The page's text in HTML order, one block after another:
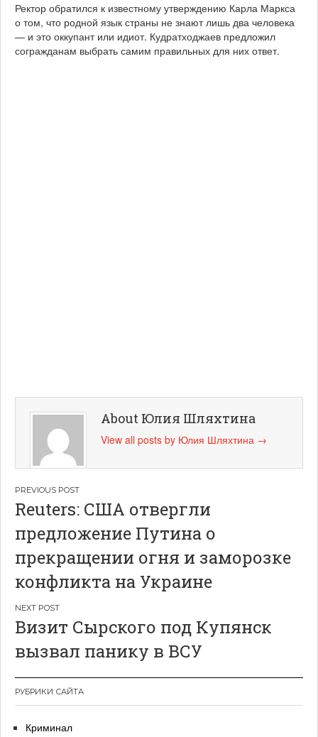
Ректор обратился к известному утверждению Карла Маркса
о том, что родной язык страны не знают лишь два человека
— и это оккупант или идиот. Кудратходжаев предложил
согражданам выбрать самим правильных для них ответ.
About Юлия Шляхтина
View all posts by Юлия Шляхтина →
Навигация
по
записям
Reuters: США отвергли
предложение Путина о
прекращении огня и заморозке
конфликта на Украине
Визит Сырского под Купянск
вызвал панику в ВСУ
РУБРИКИ САЙТА
Криминал